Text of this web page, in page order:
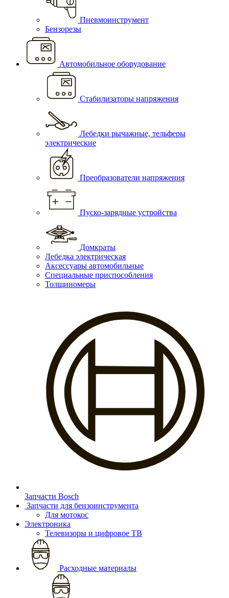
Пневмоинструмент
Бензорезы
Автомобильное оборудование
Стабилизаторы напряжения
Лебедки рычажные, тельферы
электрические
Преобразователи напряжения
Пуско-зарядные устройства
Домкраты
Лебедка электрическая
Аксессуары автомобильные
Специальные приспособления
Толщиномеры
Запчасти Bosch
Запчасти для бензоинструмента
Для мотокос
Электроника
Телевизоры и цифровое ТВ
Расходные материалы